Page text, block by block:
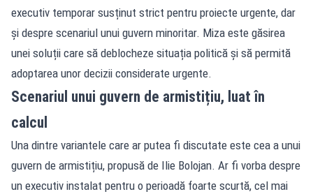
executiv temporar susținut strict pentru proiecte urgente, dar
și despre scenariul unui guvern minoritar. Miza este găsirea
unei soluții care să deblocheze situația politică și să permită
adoptarea unor decizii considerate urgente.
Scenariul unui guvern de armistițiu, luat în
calcul
Una dintre variantele care ar putea fi discutate este cea a unui
guvern de armistițiu, propusă de Ilie Bolojan. Ar fi vorba despre
un executiv instalat pentru o perioadă foarte scurtă, cel mai